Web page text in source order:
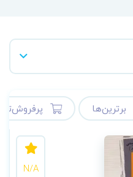
برترین‌ها
N/A